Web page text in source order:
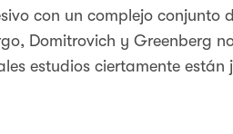
con un complejo conjunto
Domitrovich y Greenberg
estudios ciertamente